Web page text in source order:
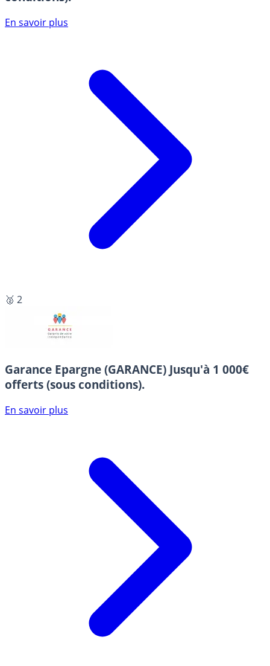
En savoir plus
🥈 2
Garance Epargne (GARANCE) Jusqu'à 1 000€
offerts (sous conditions).
En savoir plus